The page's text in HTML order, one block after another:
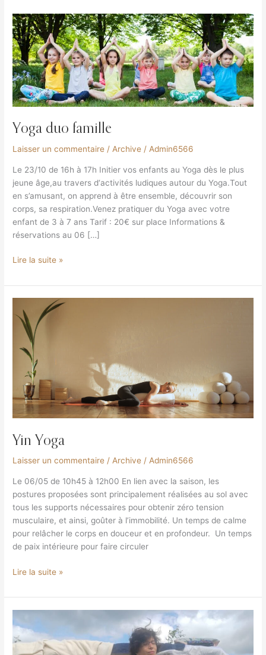
Yoga duo famille
Laisser un commentaire / Archive / Admin6566
Le 23/10 de 16h à 17h Initier vos enfants au Yoga dès le plus
jeune âge,au travers d‘activités ludiques autour du Yoga.Tout
en s’amusant, on apprend à être ensemble, découvrir son
corps, sa respiration.Venez pratiquer du Yoga avec votre
enfant de 3 à 7 ans Tarif : 20€ sur place Informations &
réservations au 06 […]
Yoga
duo
famille
Lire la suite »
Yin Yoga
Laisser un commentaire /Archive /Admin6566
Le 06/05 de 10h45 à 12h00 En lien avec la saison, les
postures proposées sont principalement réalisées au sol avec
tous les supports nécessaires pour obtenir zéro tension
musculaire, et ainsi, goûter à l’immobilité. Un temps de calme
pour relâcher le corps en douceur et en profondeur. Un temps
de paix intérieure pour faire circuler
Yoga
Lire la suite »
« La
voix